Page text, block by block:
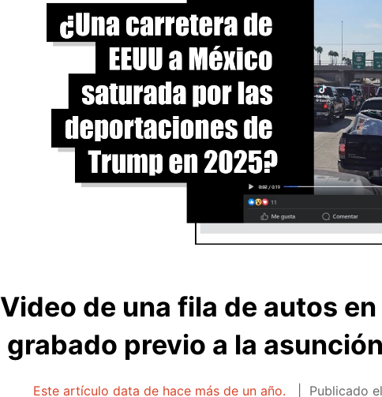
Video de una fila de autos
grabado previo a la
Este artículo data de hace más de un año. Publicado el